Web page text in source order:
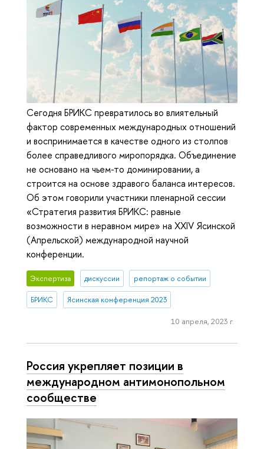
Сегодня БРИКС превратилось во влиятельный
фактор современных международных отношений
и воспринимается в качестве одного из столпов
более справедливого миропорядка. Объединение
не основано на чьем-то доминировании, а
строится на основе здравого баланса интересов.
Об этом говорили участники пленарной сессии
«Стратегия развития БРИКС: равные
возможности в неравном мире» на XXIV Ясинской
(Апрельской) международной научной
конференции.
Экспертиза дискуссии репортаж о событии
БРИКС Ясинская конференция 2023
10 апреля, 2023 г.
Россия укрепляет позиции в
международном антимонопольном
сообществе